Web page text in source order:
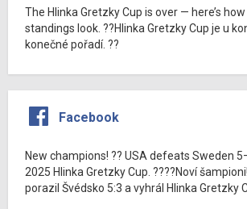
The Hlinka Gretzky Cup is over — here’s
standings look. ??Hlinka Gretzky Cup je u
konečné pořadí. ??
Facebook
New champions! ?? USA defeats Sweden
2025 Hlinka Gretzky Cup. ????Noví
porazil Švédsko 5:3 a vyhrál Hlinka Gretzky